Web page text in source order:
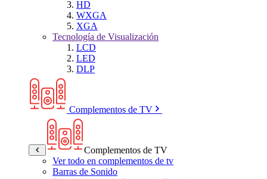
HD
WXGA
XGA
Tecnología de Visualización
LCD
LED
DLP
Complementos de TV
Complementos de TV
Ver todo en complementos de tv
Barras de Sonido